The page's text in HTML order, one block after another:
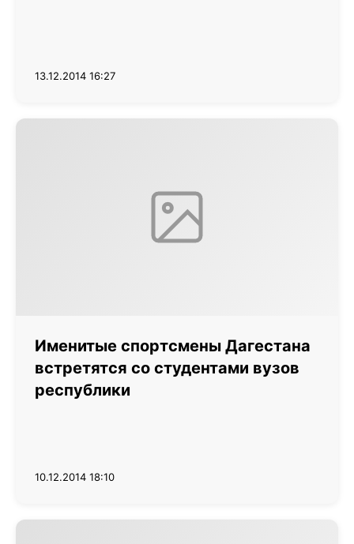
13.12.2014 16:27
Именитые спортсмены Дагестана
встретятся со студентами вузов
республики
10.12.2014 18:10